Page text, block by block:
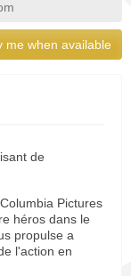
me when available
de
Pictures
héros dans le
propulse a
l'action en